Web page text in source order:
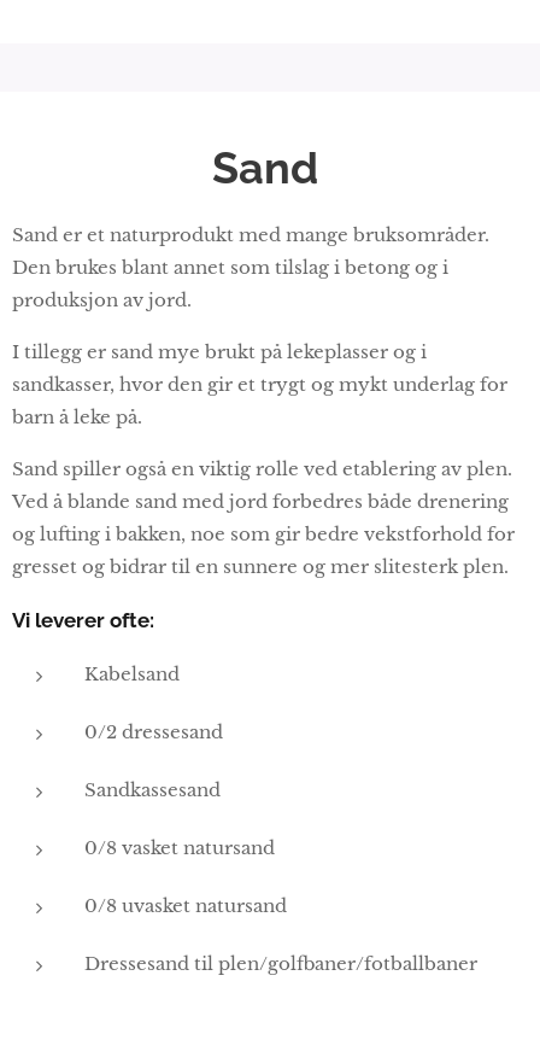
Sand
Sand er et naturprodukt med mange bruksområder.
Den brukes blant annet som tilslag i betong og i
produksjon av jord.
I tillegg er sand mye brukt på lekeplasser og i
sandkasser, hvor den gir et trygt og mykt underlag for
barn å leke på.
Sand spiller også en viktig rolle ved etablering av plen.
Ved å blande sand med jord forbedres både drenering
og lufting i bakken, noe som gir bedre vekstforhold for
gresset og bidrar til en sunnere og mer slitesterk plen.
Vi leverer ofte:
Kabelsand
0/2 dressesand
Sandkassesand
0/8 vasket natursand
0/8 uvasket natursand
Dressesand til plen/golfbaner/fotballbaner